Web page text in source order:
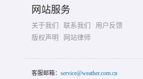
网站服务
关于我们 联系我们
用户反馈
版权声明
网站律师
客服邮箱： service@weather.com.cn